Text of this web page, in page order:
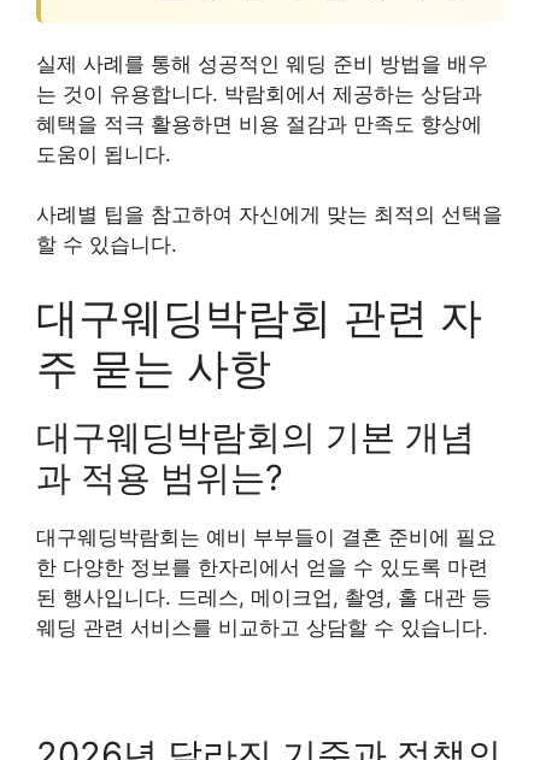
실제 사례를 통해 성공적인 웨딩 준비 방법을 배우
는 것이 유용합니다. 박람회에서 제공하는 상담과
혜택을 적극 활용하면 비용 절감과 만족도 향상에
도움이 됩니다.
사례별 팁을 참고하여 자신에게 맞는 최적의 선택을
할 수 있습니다.
대구웨딩박람회 관련 자
주 묻는 사항
대구웨딩박람회의 기본 개념
과 적용 범위는?
대구웨딩박람회는 예비 부부들이 결혼 준비에 필요
한 다양한 정보를 한자리에서 얻을 수 있도록 마련
된 행사입니다. 드레스, 메이크업, 촬영, 홀 대관 등
웨딩 관련 서비스를 비교하고 상담할 수 있습니다.